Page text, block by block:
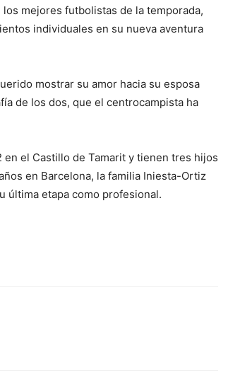
mejores futbolistas de la temporada,
individuales en su nueva aventura
mostrar su amor hacia su esposa
de los dos, que el centrocampista ha
el Castillo de Tamarit y tienen tres hijos
en Barcelona, la familia Iniesta-Ortiz
última etapa como profesional.